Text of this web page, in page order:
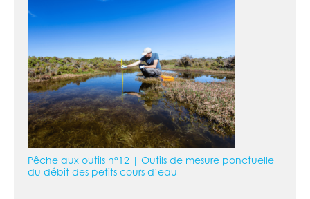
Pêche aux outils n°12 | Outils de mesure ponctuelle
du débit des petits cours d’eau